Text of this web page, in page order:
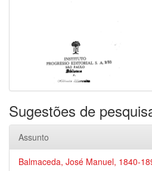
Sugestões de
Assunto
Balmaceda, José Manuel, 1840-